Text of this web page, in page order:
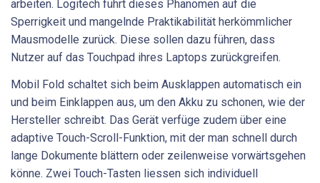
arbeiten. Logitech führt dieses Phänomen auf die
Sperrigkeit und mangelnde Praktikabilität herkömmlicher
Mausmodelle zurück. Diese sollen dazu führen, dass
Nutzer auf das Touchpad ihres Laptops zurückgreifen.
Mobil Fold schaltet sich beim Ausklappen automatisch ein
und beim Einklappen aus, um den Akku zu schonen, wie der
Hersteller schreibt. Das Gerät verfüge zudem über eine
adaptive Touch-Scroll-Funktion, mit der man schnell durch
lange Dokumente blättern oder zeilenweise vorwärtsgehen
könne. Zwei Touch-Tasten liessen sich individuell